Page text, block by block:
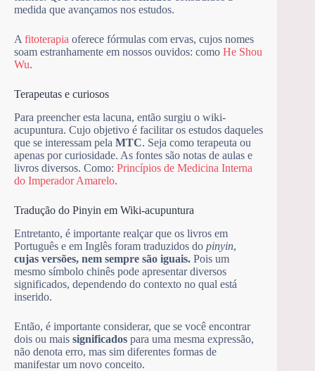
medida que avançamos nos estudos.
A fitoterapia oferece fórmulas com ervas, cujos nomes
soam estranhamente em nossos ouvidos: como He Shou
Wu.
Terapeutas e curiosos
Para preencher esta lacuna, então surgiu o wiki-
acupuntura. Cujo objetivo é facilitar os estudos daqueles
que se interessam pela MTC. Seja como terapeuta ou
apenas por curiosidade. As fontes são notas de aulas e
livros diversos. Como: Princípios de Medicina Interna
do Imperador Amarelo.
Tradução do Pinyin em Wiki-acupuntura
Entretanto, é importante realçar que os livros em
Português e em Inglês foram traduzidos do pinyin,
cujas versões, nem sempre são iguais. Pois um
mesmo símbolo chinês pode apresentar diversos
significados, dependendo do contexto no qual está
inserido.
Então, é importante considerar, que se você encontrar
dois ou mais significados para uma mesma expressão,
não denota erro, mas sim diferentes formas de
manifestar um novo conceito.